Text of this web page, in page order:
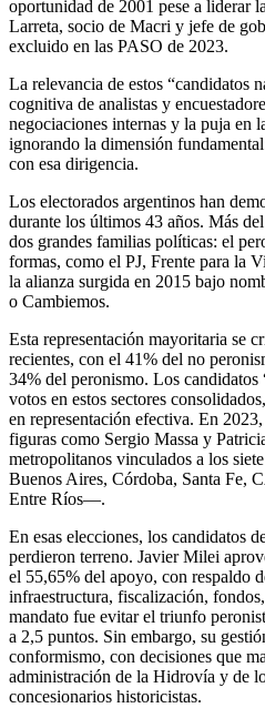
oportunidad de 2001 pese a liderar
Larreta, socio de Macri y jefe de
excluido en las PASO de 2023.
La relevancia de estos “candidatos
cognitiva de analistas y
negociaciones internas y la puja en
ignorando la dimensión
con esa dirigencia.
Los electorados argentinos han
durante los últimos 43 años. Más
dos grandes familias políticas: el
formas, como el PJ, Frente para la
la alianza surgida en 2015 bajo
o Cambiemos.
Esta representación mayoritaria se
recientes, con el 41% del no
34% del peronismo. Los candidatos
votos en estos sectores
en representación efectiva. En
figuras como Sergio Massa y
metropolitanos vinculados a los
Buenos Aires, Córdoba, Santa Fe,
Entre Ríos—.
En esas elecciones, los candidatos
perdieron terreno. Javier Milei
el 55,65% del apoyo, con respaldo
infraestructura, fiscalización,
mandato fue evitar el triunfo
a 2,5 puntos. Sin embargo, su
conformismo, con decisiones que
administración de la Hidrovía y de
concesionarios historicistas.